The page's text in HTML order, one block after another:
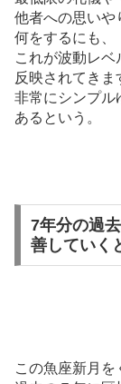
他者への思いや
何をするにも、
これが波動レ
反映されてきま
非常にシンプル
あるという。
7年分の過
善していく
この魚座新月を